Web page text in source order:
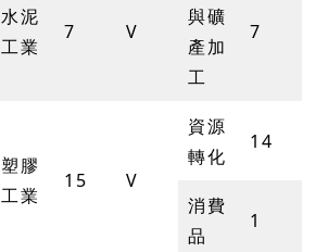
水泥
工業
7 V
與礦
產加
工
7
塑膠
工業
15 V
資源
轉化
14
消費
品
1